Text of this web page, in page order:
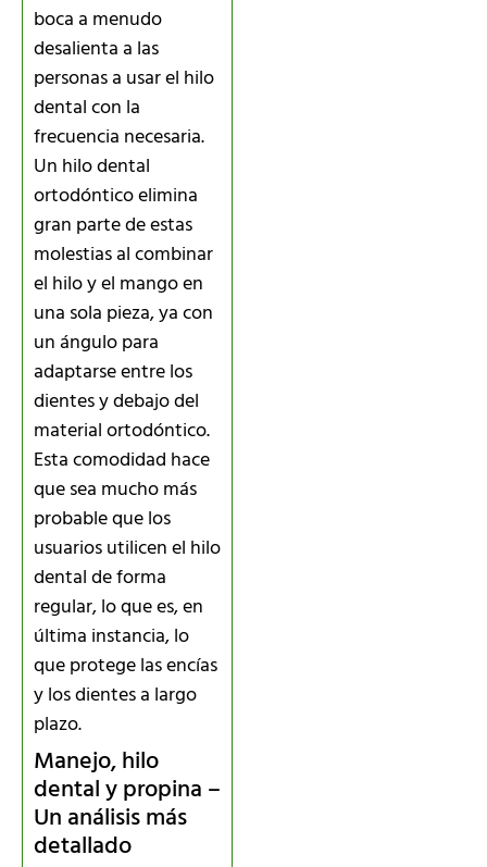
boca a menudo
desalienta a las
personas a usar el hilo
dental con la
frecuencia necesaria.
Un hilo dental
ortodóntico elimina
gran parte de estas
molestias al combinar
el hilo y el mango en
una sola pieza, ya con
un ángulo para
adaptarse entre los
dientes y debajo del
material ortodóntico.
Esta comodidad hace
que sea mucho más
probable que los
usuarios utilicen el hilo
dental de forma
regular, lo que es, en
última instancia, lo
que protege las encías
y los dientes a largo
plazo.
Manejo, hilo
dental y propina –
Un análisis más
detallado